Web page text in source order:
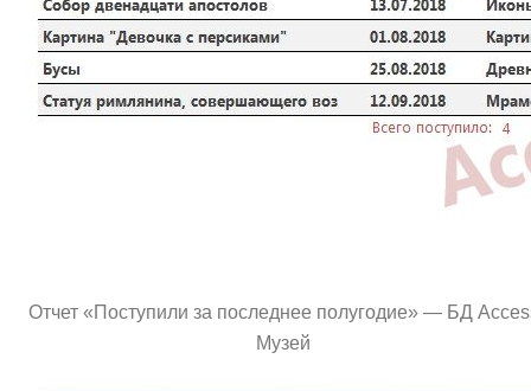
Отчет «Поступили за последнее полугодие» — БД
Музей